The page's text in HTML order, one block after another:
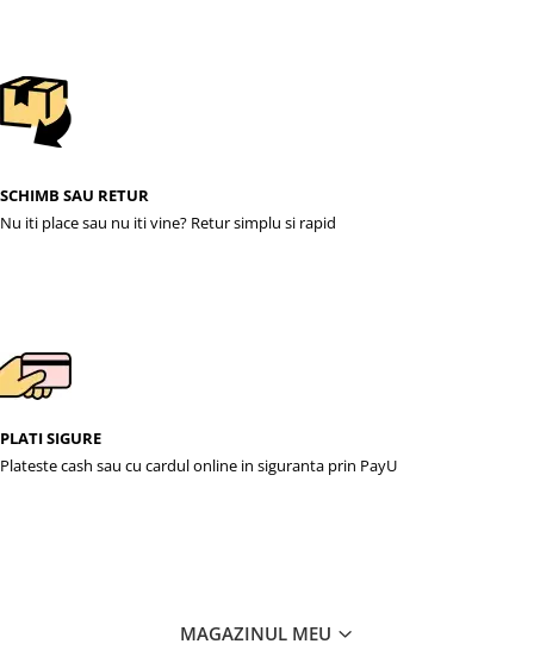
SCHIMB SAU RETUR
Nu iti place sau nu iti vine? Retur simplu si rapid
PLATI SIGURE
Plateste cash sau cu cardul online in siguranta prin PayU
MAGAZINUL MEU